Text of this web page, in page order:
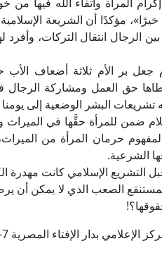
مؤكدًا أن الشريعة
الرجال انتقال التركات،
بر الأم ثلاثة أضعاف الأب
حق العمل ومشاركة الرجال
تشريعات البشر الوضعية إلى
ضمن للمرأة حقَّها في الميراث
حرمان المرأة من
الشرعية.
التشريع الإسلامي كانت مهدرة
الصعب الذي لا يمكن أن
الإعلامي بدار الإفتاء المصرية 7-3-2019م